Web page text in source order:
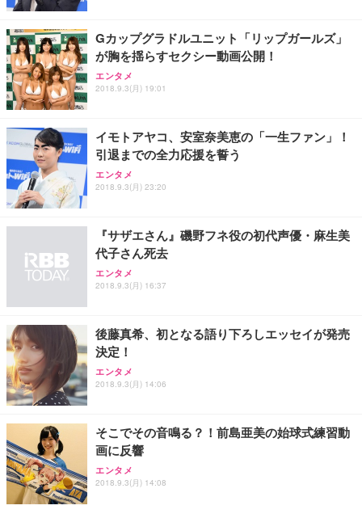
Gカップグラドルユニット「リップガールズ」
が胸を揺らすセクシー動画公開！
エンタメ
2018.9.3(月) 19:01
イモトアヤコ、安室奈美恵の「一生ファン」！
引退までの全力応援を誓う
エンタメ
2018.9.3(月) 23:20
『サザエさん』磯野フネ役の初代声優・麻生美
代子さん死去
エンタメ
2018.9.3(月) 16:37
後藤真希、初となる語り下ろしエッセイが発売
決定！
エンタメ
2018.9.3(月) 14:06
そこでその音鳴る？！前島亜美の始球式練習動
画に反響
エンタメ
2018.9.3(月) 14:08